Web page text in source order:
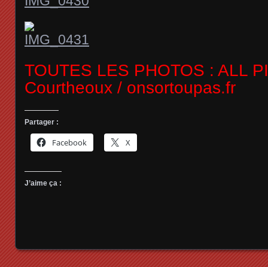
TOUTES LES PHOTOS : ALL
Courtheoux / onsortoupas.fr
Partager :
Facebook X
J’aime ça :